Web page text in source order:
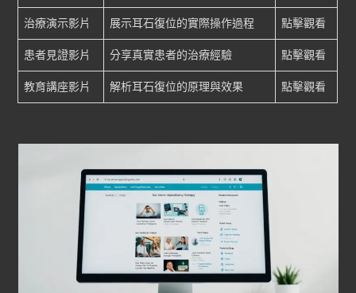
治療演示影片 展示耳石復位的實際操作過程 點擊觀看
患者見證影片 分享真實患者的治療經驗 點擊觀看
教育講座影片 解析耳石復位的原理與效果 點擊觀看